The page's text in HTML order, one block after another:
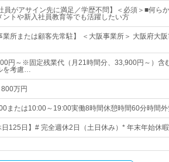
員がアサイン先に満足／学歴不問】＜必須＞■何ら
ントや新入社員教育等でも活躍したい方
業所または顧客先常駐】 ＜大阪事業所＞ 大阪府大
円～※固定残業代（月21時間分、33,900円～）
を考慮…
万円
または10:00～19:00実働8時間休憩時間60分時間
日125日】# 完全週休2日（土日休み）* 年末年始休